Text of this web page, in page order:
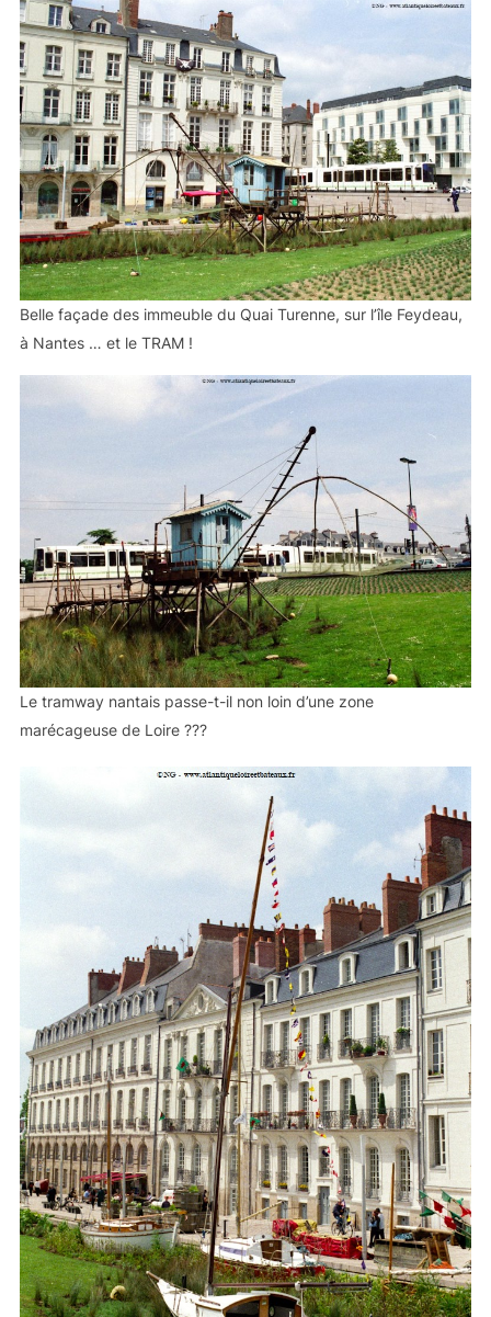
Belle façade des immeuble du Quai Turenne, sur l’île Feydeau,
à Nantes … et le TRAM !
Le tramway nantais passe-t-il non loin d’une zone
marécageuse de Loire ???